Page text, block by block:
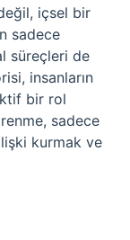
içsel bir
sadece
süreçleri de
insanların
bir rol
sadece
kurmak ve